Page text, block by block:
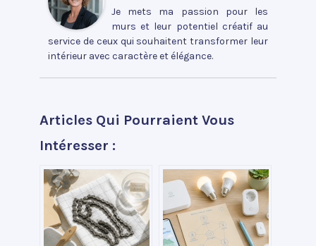
Je mets ma passion pour les
murs et leur potentiel créatif au
service de ceux qui souhaitent transformer leur
intérieur avec caractère et élégance.
Articles Qui Pourraient Vous
Intéresser :